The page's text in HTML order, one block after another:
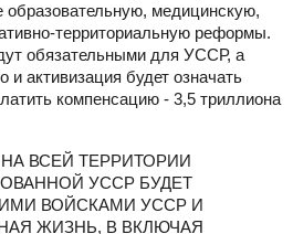
образовательную, медицинскую,
территориальную реформы.
обязательными для УССР, а
и активизация будет означать
компенсацию - 3,5 триллиона
ВСЕЙ ТЕРРИТОРИИ
УССР БУДЕТ
ВОЙСКАМИ УССР И
ЖИЗНЬ, В ВКЛЮЧАЯ